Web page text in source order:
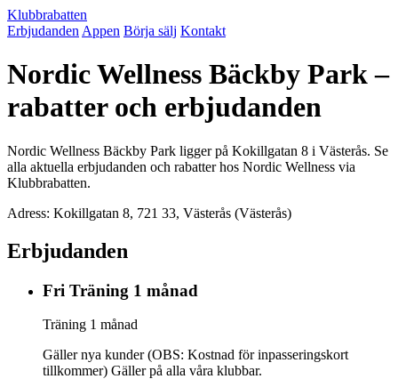
Klubbrabatten
Erbjudanden Appen Börja sälj Kontakt
Nordic Wellness Bäckby Park –
rabatter och erbjudanden
Nordic Wellness Bäckby Park ligger på Kokillgatan 8 i Västerås. Se
alla aktuella erbjudanden och rabatter hos Nordic Wellness via
Klubbrabatten.
Adress: Kokillgatan 8, 721 33, Västerås (Västerås)
Erbjudanden
Fri Träning 1 månad
Träning 1 månad
Gäller nya kunder (OBS: Kostnad för inpasseringskort
tillkommer) Gäller på alla våra klubbar.